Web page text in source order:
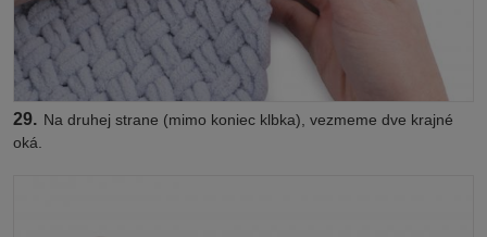
29. Na druhej strane (mimo koniec klbka), vezmeme dve krajné
oká.